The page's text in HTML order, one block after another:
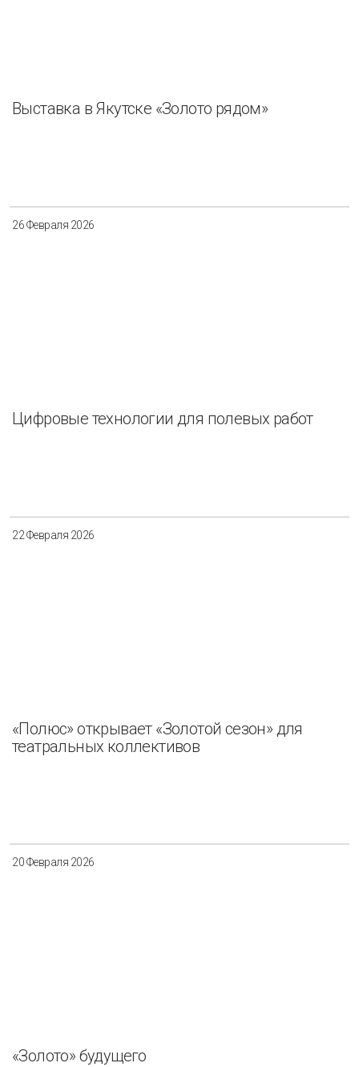
Выставка в Якутске «Золото рядом»
26 Февраля 2026
Цифровые технологии для полевых работ
22 Февраля 2026
«Полюс» открывает «Золотой сезон» для
театральных коллективов
20 Февраля 2026
«Золото» будущего